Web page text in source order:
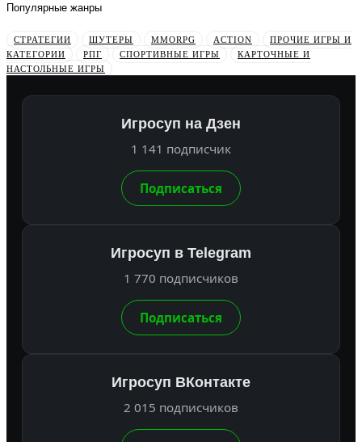
Популярные жанры
СТРАТЕГИИ ШУТЕРЫ MMORPG ACTION
ПРОЧИЕ ИГРЫ И
КАТЕГОРИИ
РПГ СПОРТИВНЫЕ ИГРЫ
КАРТОЧНЫЕ И
НАСТОЛЬНЫЕ ИГРЫ
Игросуп на Дзен
1 141 подписчик
Подписаться
Игросуп в Telegram
1 770 подписчиков
Подписаться
Игросуп ВКонтакте
2 015 подписчиков